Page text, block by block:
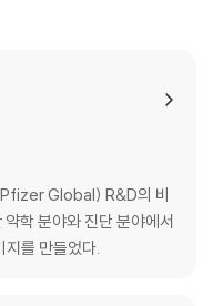
Global) R&D의 비
학 분야와 진단 분야에서
를 만들었다.